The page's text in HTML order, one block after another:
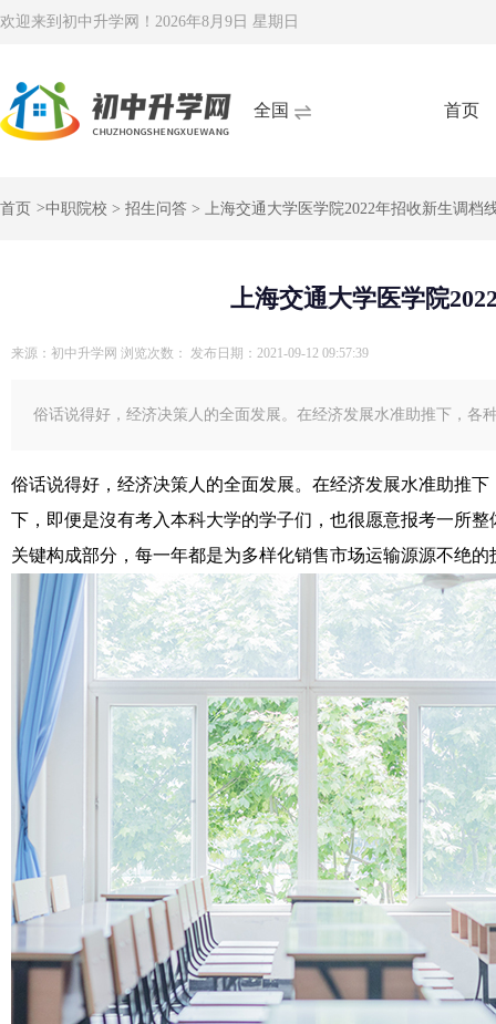
欢迎来到初中升学网！ 2026年8月9日 星期日
全国 首页
首页 >中职院校 > 招生问答 > 上海交通大学医学院2022年招收新生调档
上海交通大学医学院
来源：初中升学网 浏览次数： 发布日期：2021-09-12 09:57:39
俗话说得好，经济决策人的全面发展。在经济发展水准助推下，
俗话说得好，经济决策人的全面发展。在经济发展水准助推
下，即便是沒有考入本科大学的学子们，也很愿意报考一所
关键构成部分，每一年都是为多样化销售市场运输源源不绝的